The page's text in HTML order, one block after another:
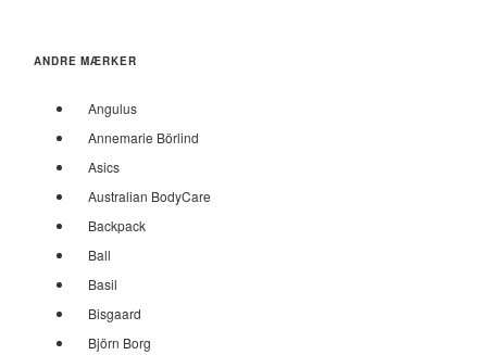
ANDRE MÆRKER
Angulus
Annemarie Börlind
Asics
Australian BodyCare
Backpack
Ball
Basil
Bisgaard
Björn Borg